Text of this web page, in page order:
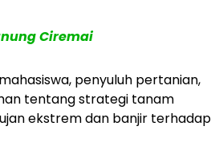
Ciremai
penyuluh pertanian,
tentang strategi tanam
ekstrem dan banjir terhadap